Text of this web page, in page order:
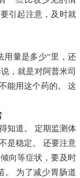
引起注意，及时就
用量是多少”里，还
，就是对阿普米司
能用这个药的。 这
知道。 定期监测体
是稳定。 还要注意
向等症状，要及时
。 为了减少胃肠道